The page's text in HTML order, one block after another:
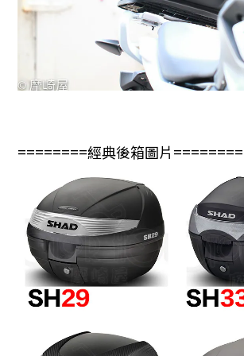
========經典後箱圖片